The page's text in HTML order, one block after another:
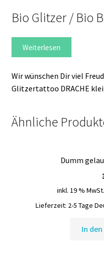
Bio Glitzer / Bio
Weiterlesen
Wir wünschen Dir viel
Glitzertattoo DRACHE
Ähnliche
Dumm
inkl. 19 % MwSt.
Lieferzeit: 2-5 Tage
In